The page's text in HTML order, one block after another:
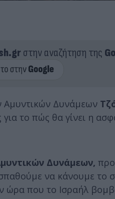
στην αναζήτηση της
Αμυντικών Δυνάμεων
το πώς θα γίνει η
Δυνάμεων,
να κάνουμε το
ώρα που το Ισραήλ